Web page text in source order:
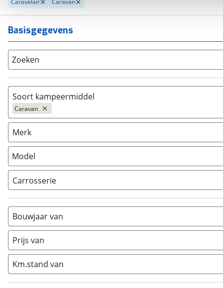
Caravelair Caravan
Basisgegevens
Zoeken
Soort kampeermiddel
Caravan
Caravan
Camper (0)
Vouwwagen
Merk
Model
Carrosserie
Alkoof (0)
Busmodel
Caravan (70)
Half-integraal
Integraal (0)
Opzetunit (0
Bouwjaar van
Prijs van
Km.stand van